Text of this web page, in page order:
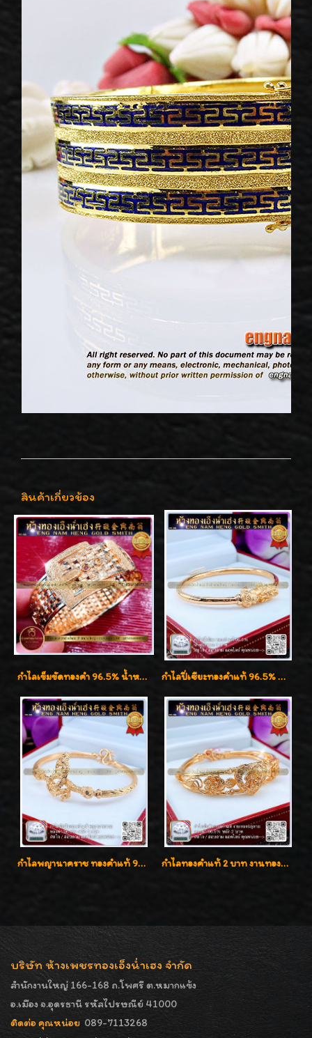
สินค้าเกี่ยวข้อง
กำไลเข็มขัดทองคำ 96.5% น้ำหนัก 3 บาท หรูหรา สวยมากๆค่ะ กำไลปี่เซียะทองคำแท้ 96.5% น้ำหนัก 1 บาท เสริมโชคลาภ
กำไลพญานาคราช ทองคำแท้ 96.5% น้ำหนัก 1 บาท เสริมสิริมงคล กำไลทองคำแท้ 2 บาท งานทองฉลุลาย ดีไซน์หรูหรา สวยคลาสสิค
บริษัท ห้างเพชรทองเอ็งน่ำเฮง จำกัด
สำนักงานใหญ่ 166-168 ถ.โพศรี ต.หมากแข้ง
อ.เมือง จ.อุดรธานี รหัสไปรษณีย์ 41000
ติดต่อ คุณหน่อย 089-7113268